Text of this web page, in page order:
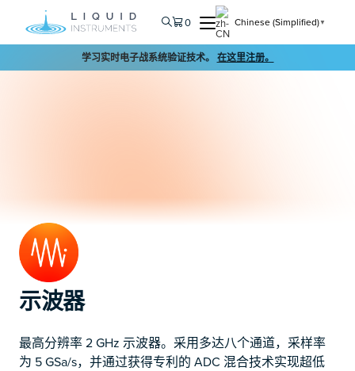
0 Chinese (Simplified)▼
学习实时电子战系统验证技术。 在这里注册。
示波器
最高分辨率 2 GHz 示波器。采用多达八个通道，采样率
为 5 GSa/s，并通过获得专利的 ADC 混合技术实现超低